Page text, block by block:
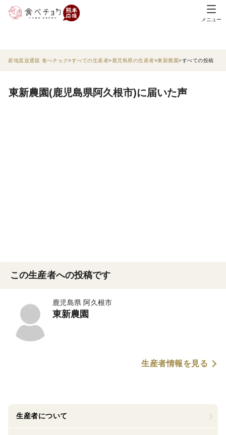
メニュー
産地直送通販 食べチョク すべての生産者 鹿児島県の生産者 東新農園 すべての投稿
東新農園(鹿児島県阿久根市)に届いた声
この生産者への投稿です
鹿児島県 阿久根市
東新農園
生産者情報を見る
生産者について